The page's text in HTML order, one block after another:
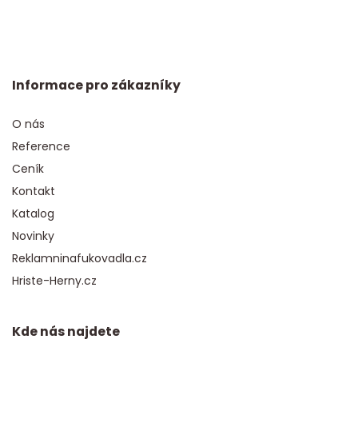
Informace pro zákazníky
O nás
Reference
Ceník
Kontakt
Katalog
Novinky
Reklamninafukovadla.cz
Hriste-Herny.cz
Kde nás najdete